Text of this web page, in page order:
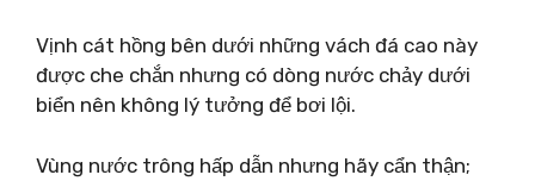
Vịnh cát hồng bên dưới những vách đá cao này
được che chắn nhưng có dòng nước chảy dưới
biển nên không lý tưởng để bơi lội.
Vùng nước trông hấp dẫn nhưng hãy cẩn thận;